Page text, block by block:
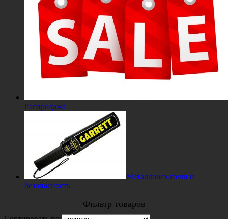
Распродажа
Металлоискатели и
безопасность
Фильтр товаров